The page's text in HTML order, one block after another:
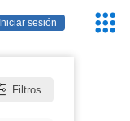
Iniciar sesión
Filtros